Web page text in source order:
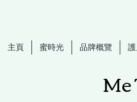
主頁 蜜時光 品牌概覽